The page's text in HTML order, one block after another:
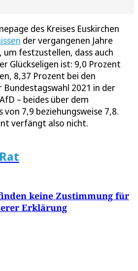
des Kreises Euskirchen
der vergangenen Jahre
festzustellen, dass auch
Glückseligen ist: 9,0 Prozent
8,37 Prozent bei den
2021 in der
– beides über dem
von 7,9 beziehungsweise 7,8.
verfängt also nicht.
keine Zustimmung für
Erklärung